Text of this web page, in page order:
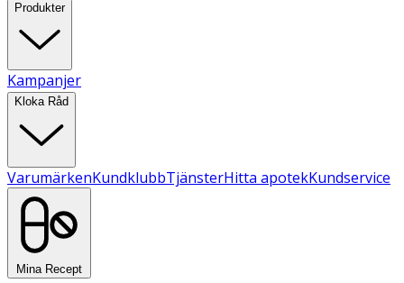
Produkter
Kampanjer
Kloka Råd
VarumärkenKundklubbTjänsterHitta apotekKundservice
Mina Recept